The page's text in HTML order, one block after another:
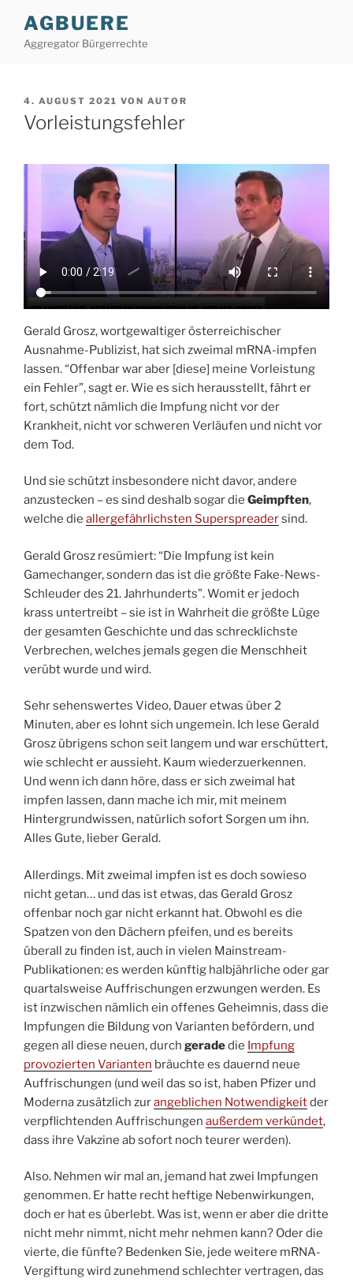
Inhalt
springen
AGBUERE
Aggregator Bürgerrechte
VERÖFFENTLICHT
AM
4. AUGUST 2021 VON AUTOR
Vorleistungsfehler
Gerald Grosz, wortgewaltiger österreichischer
Ausnahme-Publizist, hat sich zweimal mRNA-impfen
lassen. “Offenbar war aber [diese] meine Vorleistung
ein Fehler”, sagt er. Wie es sich herausstellt, fährt er
fort, schützt nämlich die Impfung nicht vor der
Krankheit, nicht vor schweren Verläufen und nicht vor
dem Tod.
Und sie schützt insbesondere nicht davor, andere
anzustecken – es sind deshalb sogar die Geimpften,
welche die allergefährlichsten Superspreadersind.
Gerald Grosz resümiert: “Die Impfung ist kein
Gamechanger, sondern das ist die größte Fake-News-
Schleuder des 21. Jahrhunderts”. Womit er jedoch
krass untertreibt – sie ist in Wahrheit die größte Lüge
der gesamten Geschichte und das schrecklichste
Verbrechen, welches jemals gegen die Menschheit
verübt wurde und wird.
Sehr sehenswertes Video, Dauer etwas über 2
Minuten, aber es lohnt sich ungemein. Ich lese Gerald
Grosz übrigens schon seit langem und war erschüttert,
wie schlecht er aussieht. Kaum wiederzuerkennen.
Und wenn ich dann höre, dass er sich zweimal hat
impfen lassen, dann mache ich mir, mit meinem
Hintergrundwissen, natürlich sofort Sorgen um ihn.
Alles Gute, lieber Gerald.
Allerdings. Mit zweimal impfen ist es doch sowieso
nicht getan… und das ist etwas, das Gerald Grosz
offenbar noch gar nicht erkannt hat. Obwohl es die
Spatzen von den Dächern pfeifen, und es bereits
überall zu finden ist, auch in vielen Mainstream-
Publikationen: es werden künftig halbjährliche oder gar
quartalsweise Auffrischungen erzwungen werden. Es
ist inzwischen nämlich ein offenes Geheimnis, dass die
Impfungen die Bildung von Varianten befördern, und
gegen all diese neuen, durch geradedie Impfung
provozierten Varianten bräuchte es dauernd neue
Auffrischungen (und weil das so ist, haben Pfizer und
Moderna zusätzlich zurangeblichen Notwendigkeitder
verpflichtenden Auffrischungen außerdem verkündet,
dass ihre Vakzine ab sofort noch teurer werden).
Also. Nehmen wir mal an, jemand hat zwei Impfungen
genommen. Er hatte recht heftige Nebenwirkungen,
doch er hat es überlebt. Was ist, wenn er aber die dritte
nicht mehr nimmt, nicht mehr nehmen kann? Oder die
vierte, die fünfte? Bedenken Sie, jede weitere mRNA-
Vergiftung wird zunehmend schlechter vertragen, das